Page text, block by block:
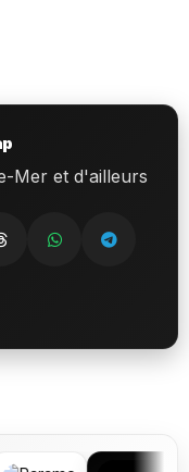
Mer et d'ailleurs